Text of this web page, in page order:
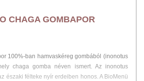
CHAGA GOMBAPOR
100%-ban hamvaskéreg gombából (inonotus
chaga gomba néven ismert. Az inonotus
északi félteke nyír erdeiben honos. A BioMenü